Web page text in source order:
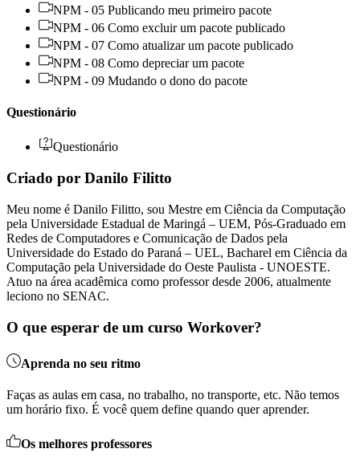
NPM - 05 Publicando meu primeiro pacote
NPM - 06 Como excluir um pacote publicado
NPM - 07 Como atualizar um pacote publicado
NPM - 08 Como depreciar um pacote
NPM - 09 Mudando o dono do pacote
Questionário
Questionário
Criado por Danilo Filitto
Meu nome é Danilo Filitto, sou Mestre em Ciência da Computação
pela Universidade Estadual de Maringá – UEM, Pós-Graduado em
Redes de Computadores e Comunicação de Dados pela
Universidade do Estado do Paraná – UEL, Bacharel em Ciência da
Computação pela Universidade do Oeste Paulista - UNOESTE.
Atuo na área acadêmica como professor desde 2006, atualmente
leciono no SENAC.
O que esperar de um curso Workover?
Aprenda no seu ritmo
Faças as aulas em casa, no trabalho, no transporte, etc. Não temos
um horário fixo. É você quem define quando quer aprender.
Os melhores professores